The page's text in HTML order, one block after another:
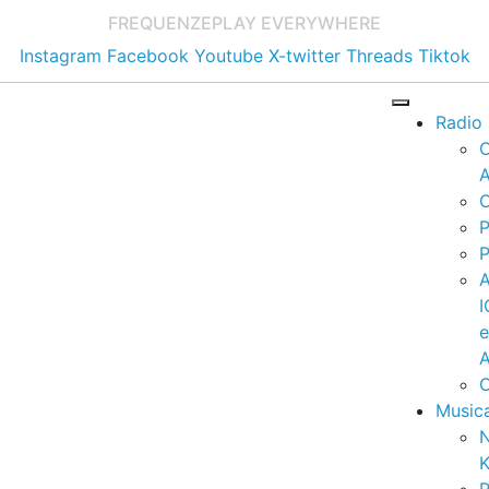
FREQUENZEPLAY EVERYWHERE
Instagram Facebook Youtube X-twitter Threads Tiktok
Radio
e